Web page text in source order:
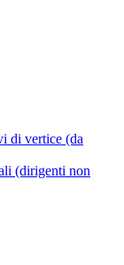
di vertice (da
(dirigenti non